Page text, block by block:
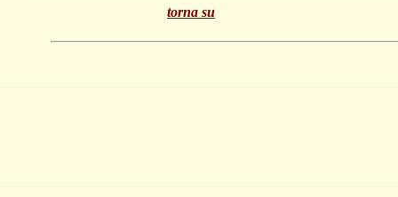
torna su